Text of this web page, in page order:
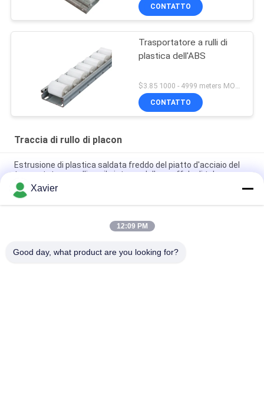
CONTATTO
Trasportatore a rulli di
plastica dell'ABS
CONTATTO
Traccia di rullo di placon
Estrusione di plastica saldata freddo del piatto d'acciaio del
trasportatore a rulli per il sistema dello scaffale di tubo
Trasportatore a rulli del pallet della struttura della lamiera
sottile DY-6033 per il sistema dello scaffale di tubo
DY-8533 Migliora Articolo Fluente in Lamiera Placon Per Area di
Xavier
12:09 PM
Good day, what product are you looking for?